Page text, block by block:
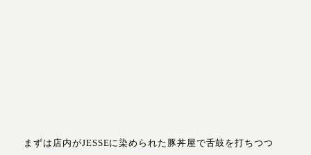
まずは店内がJESSEに染められた豚丼屋で舌鼓を打ちつつ